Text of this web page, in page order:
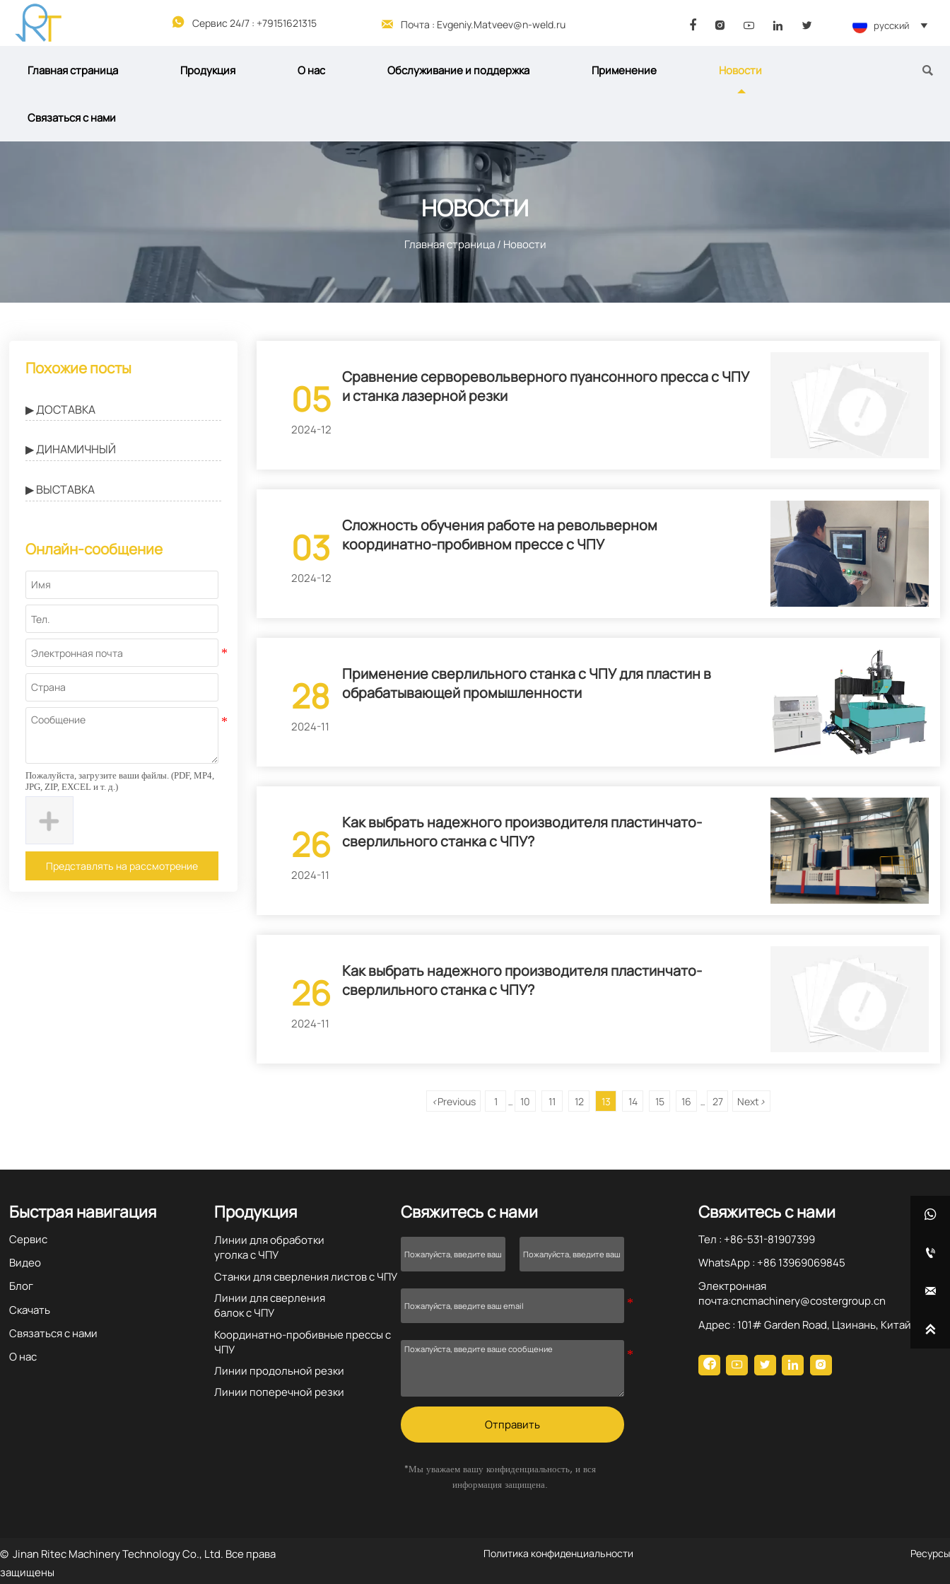
 Сервис 24/7 : +79151621315  Почта : Evgeniy.Matveev@n-weld.ru      русский 
Главная страница Продукция О нас Обслуживание и поддержка Применение Новости
Связаться с нами

НОВОСТИ
Главная страница/ Новости
Похожие посты
▶ ДОСТАВКА
▶ ДИНАМИЧНЫЙ
▶ ВЫСТАВКА
Онлайн-сообщение
Пожалуйста, загрузите ваши файлы. (PDF, MP4,
JPG, ZIP, EXCEL и т. д.)
Представлять на рассмотрение
05
2024-12
Сравнение серворевольверного пуансонного пресса с ЧПУ
и станка лазерной резки
03
2024-12
Сложность обучения работе на револьверном
координатно-пробивном прессе с ЧПУ
28
2024-11
Применение сверлильного станка с ЧПУ для пластин в
обрабатывающей промышленности
26
2024-11
Как выбрать надежного производителя пластинчато-
сверлильного станка с ЧПУ?
26
2024-11
Как выбрать надежного производителя пластинчато-
сверлильного станка с ЧПУ?
<Previous 1 ... 10 11 12 13 14 15 16 ... 27 Next >
Быстрая навигация
Сервис
Видео
Блог
Скачать
Связаться с нами
О нас
Продукция
Линии для обработки
уголка с ЧПУ
Станки для сверления листов с ЧПУ
Линии для сверления
балок с ЧПУ
Координатно-пробивные прессы с
ЧПУ
Линии продольной резки
Линии поперечной резки
Свяжитесь с нами
Отправить
*Мы уважаем вашу конфиденциальность, и вся
информация защищена.
Свяжитесь с нами
Тел : +86-531-81907399
WhatsApp : +86 13969069845
Электронная
почта:cncmachinery@costergroup.cn
Адрес : 101# Garden Road, Цзинань, Китай
    
© Jinan Ritec Machinery Technology Co., Ltd. Все права
защищены
Политика конфиденциальности Ресурсы



